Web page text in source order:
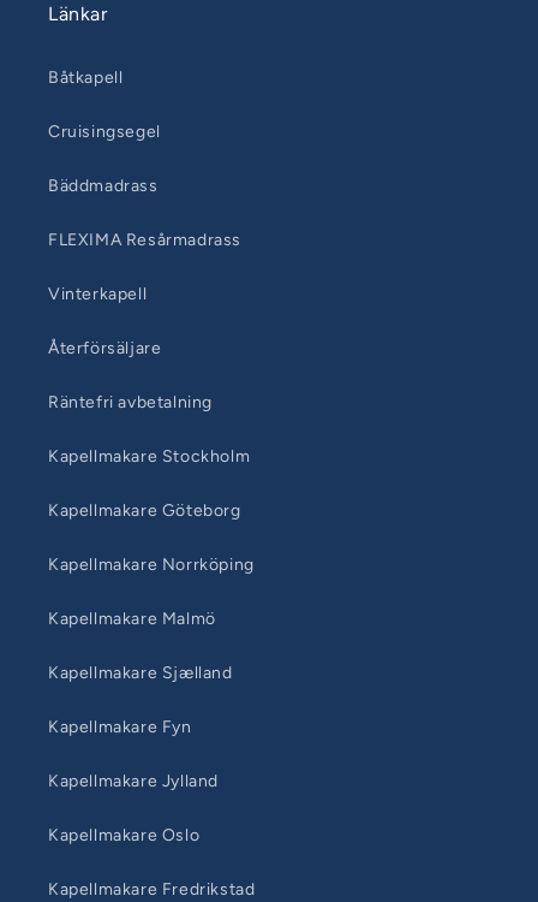
Länkar
Båtkapell
Cruisingsegel
Bäddmadrass
FLEXIMA Resårmadrass
Vinterkapell
Återförsäljare
Räntefri avbetalning
Kapellmakare Stockholm
Kapellmakare Göteborg
Kapellmakare Norrköping
Kapellmakare Malmö
Kapellmakare Sjælland
Kapellmakare Fyn
Kapellmakare Jylland
Kapellmakare Oslo
Kapellmakare Fredrikstad